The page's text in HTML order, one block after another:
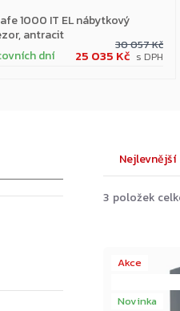
1000 IT EL nábytkový
antracit
dní
30 057 Kč
25 035 Kč
Řazení
Nejlevnější
3 položek
Akce
Novinka